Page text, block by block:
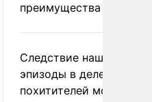
преимущества России
Следствие нашло
эпизоды в деле
похитителей москвичек